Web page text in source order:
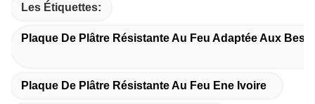
Les Étiquettes:
Plaque De Plâtre Résistante Au Feu Adaptée Aux
Plaque De Plâtre Résistante Au Feu Ene Ivoire